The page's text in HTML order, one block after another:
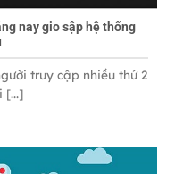
nay gio sập hệ thống
truy cập nhiều thứ 2
[...]